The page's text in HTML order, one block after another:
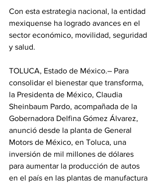
Con esta estrategia nacional, la entidad
mexiquense ha logrado avances en el
sector económico, movilidad, seguridad
y salud.
TOLUCA, Estado de México.– Para
consolidar el bienestar que transforma,
la Presidenta de México, Claudia
Sheinbaum Pardo, acompañada de la
Gobernadora Delfina Gómez Álvarez,
anunció desde la planta de General
Motors de México, en Toluca, una
inversión de mil millones de dólares
para aumentar la producción de autos
en el país en las plantas de manufactura